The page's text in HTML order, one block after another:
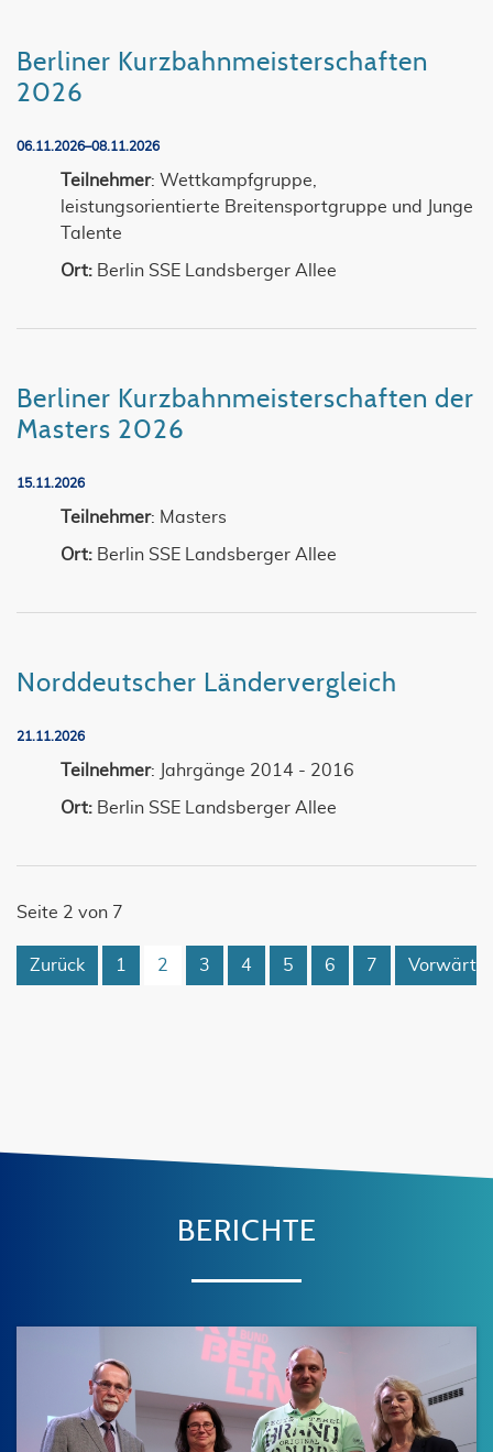
Berliner Kurzbahnmeisterschaften
2026
06.11.2026–08.11.2026
Teilnehmer: Wettkampfgruppe,
leistungsorientierte Breitensportgruppe und Junge
Talente
Ort: Berlin SSE Landsberger Allee
Berliner Kurzbahnmeisterschaften der
Masters 2026
15.11.2026
Teilnehmer: Masters
Ort: Berlin SSE Landsberger Allee
Norddeutscher Ländervergleich
21.11.2026
Teilnehmer: Jahrgänge 2014 - 2016
Ort: Berlin SSE Landsberger Allee
Seite 2 von 7
Zurück 1 2 3 4 5 6 7 Vorwärts
BERICHTE